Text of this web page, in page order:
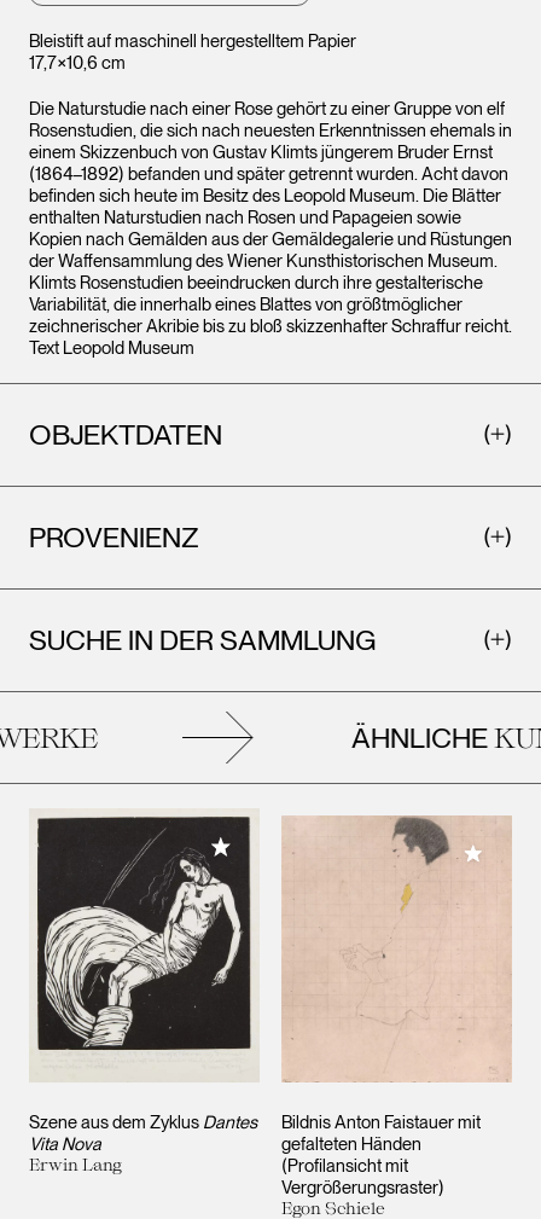
Bleistift auf maschinell hergestelltem Papier
17,7×10,6 cm
Die Naturstudie nach einer Rose gehört zu einer Gruppe von elf
Rosenstudien, die sich nach neuesten Erkenntnissen ehemals in
einem Skizzenbuch von Gustav Klimts jüngerem Bruder Ernst
(1864–1892) befanden und später getrennt wurden. Acht davon
befinden sich heute im Besitz des Leopold Museum. Die Blätter
enthalten Naturstudien nach Rosen und Papageien sowie
Kopien nach Gemälden aus der Gemäldegalerie und Rüstungen
der Waffensammlung des Wiener Kunsthistorischen Museum.
Klimts Rosenstudien beeindrucken durch ihre gestalterische
Variabilität, die innerhalb eines Blattes von größtmöglicher
zeichnerischer Akribie bis zu bloß skizzenhafter Schraffur reicht.
Text Leopold Museum
OBJEKTDATEN
PROVENIENZ
SUCHE IN DER SAMMLUNG
ÄHNLICHE
Szene aus dem Zyklus Dantes
Vita Nova
Erwin Lang
Meiner Sammlung hinzufügen
Bildnis Anton Faistauer mit
gefalteten Händen
(Profilansicht mit
Vergrößerungsraster)
Egon Schiele
Meiner